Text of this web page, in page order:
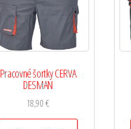
Pracovné šortky CERVA
DESMAN
18,90€